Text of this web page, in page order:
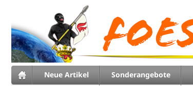
Neue Artikel Sonderangebote